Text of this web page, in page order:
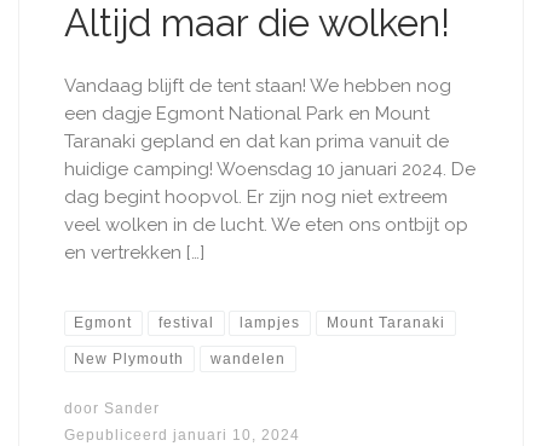
Altijd maar die wolken!
Vandaag blijft de tent staan! We hebben nog
een dagje Egmont National Park en Mount
Taranaki gepland en dat kan prima vanuit de
huidige camping! Woensdag 10 januari 2024. De
dag begint hoopvol. Er zijn nog niet extreem
veel wolken in de lucht. We eten ons ontbijt op
en vertrekken […]
Egmont festival lampjes Mount Taranaki
New Plymouth wandelen
door Sander
Gepubliceerd januari 10, 2024